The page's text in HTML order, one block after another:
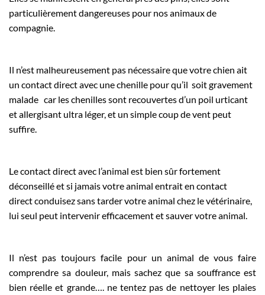
particulièrement dangereuses pour nos animaux de
compagnie.
Il n’est malheureusement pas nécessaire que votre chien ait
un contact direct avec une chenille pour qu’il soit gravement
malade car les chenilles sont recouvertes d’un poil urticant
et allergisant ultra léger, et un simple coup de vent peut
suffire.
Le contact direct avec l’animal est bien sûr fortement
déconseillé et si jamais votre animal entrait en contact
direct conduisez sans tarder votre animal chez le vétérinaire,
lui seul peut intervenir efficacement et sauver votre animal.
Il n’est pas toujours facile pour un animal de vous faire
comprendre sa douleur, mais sachez que sa souffrance est
bien réelle et grande…. ne tentez pas de nettoyer les plaies